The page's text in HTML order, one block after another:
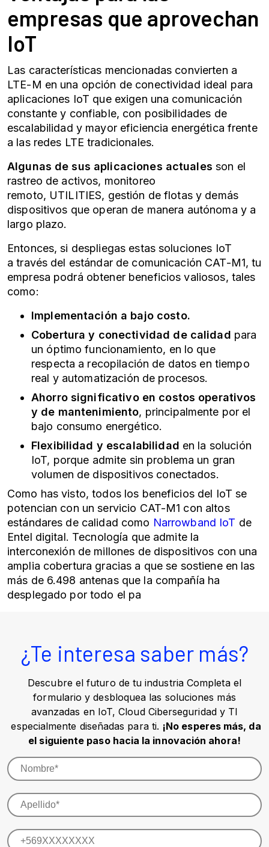
empresas que aprovechan
IoT
Las características mencionadas convierten a
LTE-M en una opción de conectividad ideal para
aplicaciones IoT que exigen una comunicación
constante y confiable, con posibilidades de
escalabilidad y mayor eficiencia energética frente
a las redes LTE tradicionales.
Algunas de sus aplicaciones actuales son el
rastreo de activos, monitoreo
remoto, UTILITIES, gestión de flotas y demás
dispositivos que operan de manera autónoma y a
largo plazo.
Entonces, si despliegas estas soluciones IoT
a través del estándar de comunicación CAT-M1, tu
empresa podrá obtener beneficios valiosos, tales
como:
Implementación a bajo costo.
Cobertura y conectividad de calidad para
un óptimo funcionamiento, en lo que
respecta a recopilación de datos en tiempo
real y automatización de procesos.
Ahorro significativo en costos operativos
y de mantenimiento, principalmente por el
bajo consumo energético.
Flexibilidad y escalabilidad en la solución
IoT, porque admite sin problema un gran
volumen de dispositivos conectados.
Como has visto, todos los beneficios del IoT se
potencian con un servicio CAT-M1 con altos
estándares de calidad como Narrowband IoT de
Entel digital. Tecnología que admite la
interconexión de millones de dispositivos con una
amplia cobertura gracias a que se sostiene en las
más de 6.498 antenas que la compañía ha
desplegado por todo el pa
¿Te interesa saber más?
Descubre el futuro de tu industria Completa el
formulario y desbloquea las soluciones más
avanzadas en IoT, Cloud Ciberseguridad y TI
especialmente diseñadas para ti. ¡No esperes más, da
el siguiente paso hacia la innovación ahora!